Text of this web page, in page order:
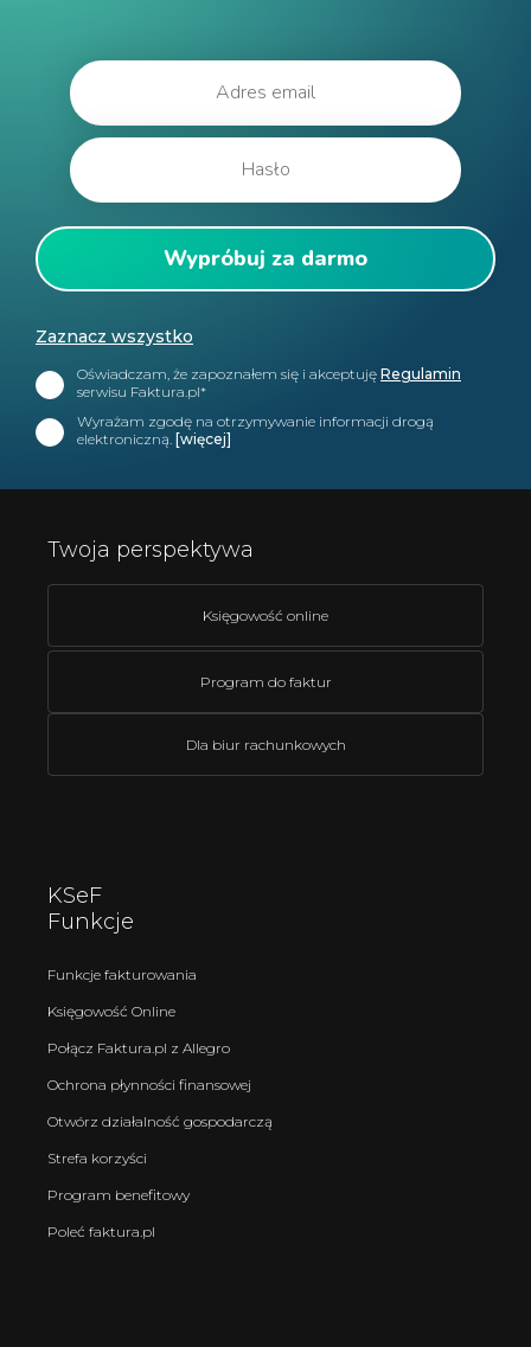
Zaznacz wszystko
Oświadczam, że zapoznałem się i akceptuję Regulamin
serwisu Faktura.pl*
Wyrażam zgodę na otrzymywanie informacji drogą
elektroniczną. [więcej]
Twoja perspektywa
Księgowość online
Program do faktur
Dla biur rachunkowych
KSeF
Funkcje
Funkcje fakturowania
Księgowość Online
Połącz Faktura.pl z Allegro
Ochrona płynności finansowej
Otwórz działalność gospodarczą
Strefa korzyści
Program benefitowy
Poleć faktura.pl